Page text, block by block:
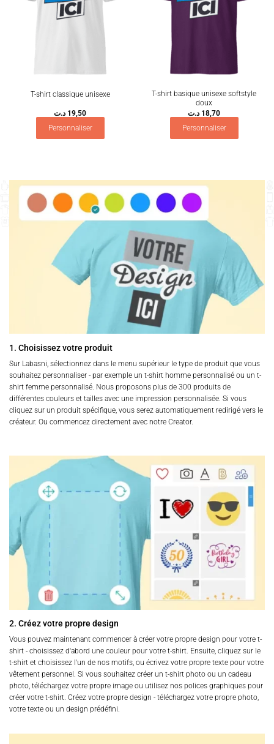
T-shirt classique unisexe
19,50 د.ت
Personnaliser
T-shirt basique unisexe softstyle
doux
18,70 د.ت
Personnaliser
1. Choisissez votre produit
Sur Labasni, sélectionnez dans le menu supérieur le type de produit que vous
souhaitez personnaliser - par exemple un t-shirt homme personnalisé ou un t-
shirt femme personnalisé. Nous proposons plus de 300 produits de
différentes couleurs et tailles avec une impression personnalisée. Si vous
cliquez sur un produit spécifique, vous serez automatiquement redirigé vers le
créateur. Ou commencez directement avec notre Creator.
2. Créez votre propre design
Vous pouvez maintenant commencer à créer votre propre design pour votre t-
shirt - choisissez d'abord une couleur pour votre t-shirt. Ensuite, cliquez sur le
t-shirt et choisissez l'un de nos motifs, ou écrivez votre propre texte pour votre
vêtement personnel. Si vous souhaitez créer un t-shirt photo ou un cadeau
photo, téléchargez votre propre image ou utilisez nos polices graphiques pour
créer votre t-shirt. Créez votre propre design - téléchargez votre propre photo,
votre texte ou un design prédéfini.